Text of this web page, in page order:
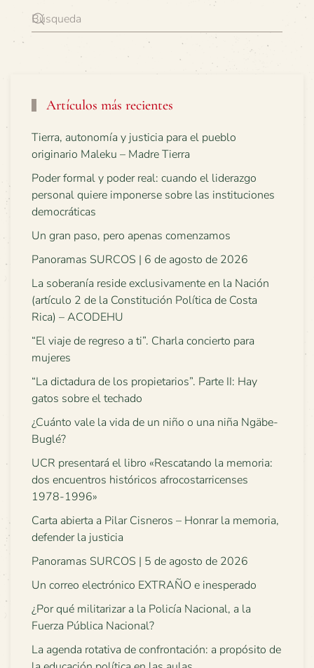
Artículos más recientes
Tierra, autonomía y justicia para el pueblo
originario Maleku – Madre Tierra
Poder formal y poder real: cuando el liderazgo
personal quiere imponerse sobre las instituciones
democráticas
Un gran paso, pero apenas comenzamos
Panoramas SURCOS | 6 de agosto de 2026
La soberanía reside exclusivamente en la Nación
(artículo 2 de la Constitución Política de Costa
Rica) – ACODEHU
“El viaje de regreso a ti”. Charla concierto para
mujeres
“La dictadura de los propietarios”. Parte II: Hay
gatos sobre el techado
¿Cuánto vale la vida de un niño o una niña Ngäbe-
Buglé?
UCR presentará el libro «Rescatando la memoria:
dos encuentros históricos afrocostarricenses
1978-1996»
Carta abierta a Pilar Cisneros – Honrar la memoria,
defender la justicia
Panoramas SURCOS | 5 de agosto de 2026
Un correo electrónico EXTRAÑO e inesperado
¿Por qué militarizar a la Policía Nacional, a la
Fuerza Pública Nacional?
La agenda rotativa de confrontación: a propósito de